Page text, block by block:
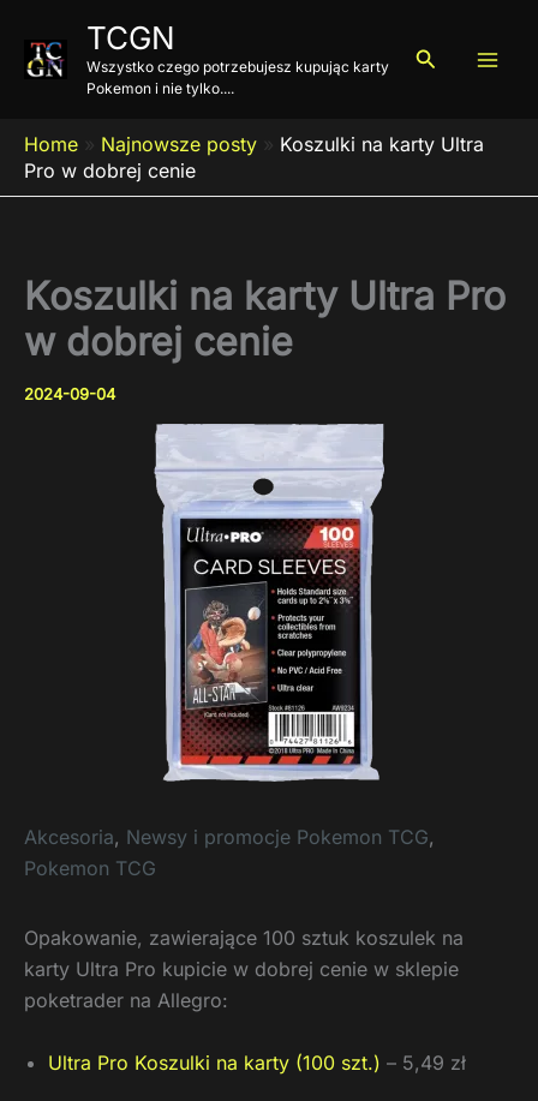
treści
TCGN
Wszystko czego potrzebujesz kupując karty
Pokemon i nie tylko....
Szukaj
Home » Najnowsze posty » Koszulki na karty Ultra
Pro w dobrej cenie
Koszulki na karty Ultra Pro
w dobrej cenie
2024-09-04
Akcesoria, Newsy i promocje Pokemon TCG,
Pokemon TCG
Opakowanie, zawierające 100 sztuk koszulek na
karty Ultra Pro kupicie w dobrej cenie w sklepie
poketrader na Allegro:
Ultra Pro Koszulki na karty (100 szt.) – 5,49 zł